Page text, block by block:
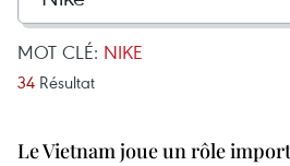
MOT CLÉ: NIKE
34 Résultat
Le Vietnam joue un rôle